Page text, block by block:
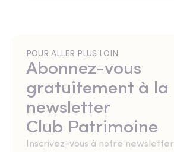
POUR ALLER PLUS LOIN
Abonnez-vous
gratuitement à la
newsletter
Club Patrimoine
Inscrivez-vous à notre newsletter